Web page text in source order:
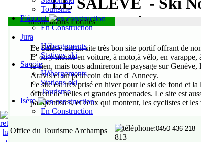
Genevois
Informations Locales
Le Salève est un site très bon site portif offrant de
L' on y monte en voiture, à moto,à vélo, en
le sien, mais tous admireront le paysage sur
Aravis et un petit coin du lac d' Annecy.
Le site est très prisé en hiver pour le ski de fond et
offrent de belles et grandes proenades. Le site est
parapentistes, et ceux qui montent, les cyclistes et les
Office du Tourisme Archamps :0450 436 218
813
Tourisme
Piémont
En Construction
Jura
Hébergements
Stations ski
Savoie
Hébergements
Stations ski
Tourisme
Isère
En Construction